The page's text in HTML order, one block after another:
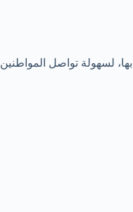
لسهولة تواصل